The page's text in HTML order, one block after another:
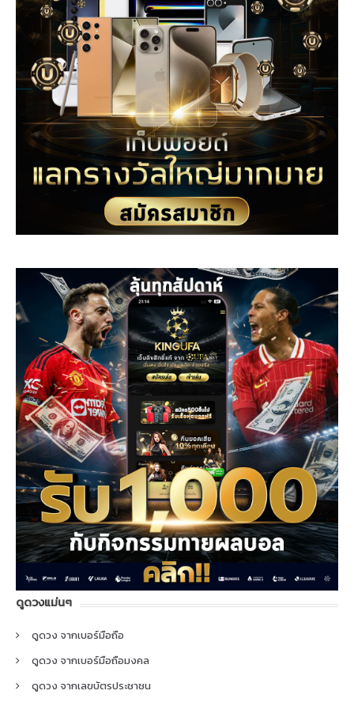
ดูดวงแม่นๆ
ดูดวง จากเบอร์มือถือ
ดูดวง จากเบอร์มือถือมงคล
ดูดวง จากเลขบัตรประชาชน